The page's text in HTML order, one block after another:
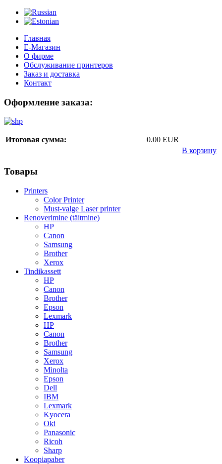
Главная
Е-Магазин
О фирме
Обслуживание принтеров
Заказ и доставка
Контакт
Оформление заказа:
Итоговая сумма:
0.00 EUR
В корзину
Товары
Printers
Color Printer
Must-valge Laser printer
Renoverimine (täitmine)
HP
Canon
Samsung
Brother
Xerox
Tindikassett
HP
Canon
Brother
Epson
Lexmark
HP
Canon
Brother
Samsung
Xerox
Minolta
Epson
Dell
IBM
Lexmark
Kyocera
Oki
Panasonic
Ricoh
Sharp
Koopiapaber